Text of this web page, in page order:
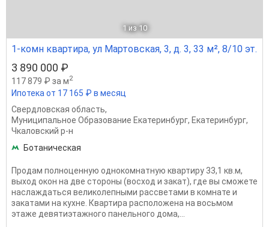
1 из 10
1-комн квартира, ул Мартовская, 3, д. 3, 33 м², 8/10 эт.
3 890 000 ₽
117 879 ₽ за м2
Ипотека от 17 165 ₽ в месяц
Свердловская область,
Муниципальное Образование Екатеринбург, Екатеринбург,
Чкаловский р-н
Ботаническая
Продам полноценную однокомнатную квартиру 33,1 кв.м,
выход окон на две стороны (восход и закат), где вы сможете
наслаждаться великолепными рассветами в комнате и
закатами на кухне. Квартира расположена на восьмом
этаже девятиэтажного панельного дома,...